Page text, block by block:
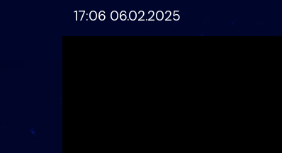
17:06 06.02.2025